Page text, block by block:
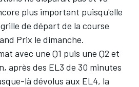
plus important puisqu'elle
de départ de la course
Prix le dimanche.
avec une Q1 puis une Q2 et
après des EL3 de 30 minutes
là dévolus aux EL4, la